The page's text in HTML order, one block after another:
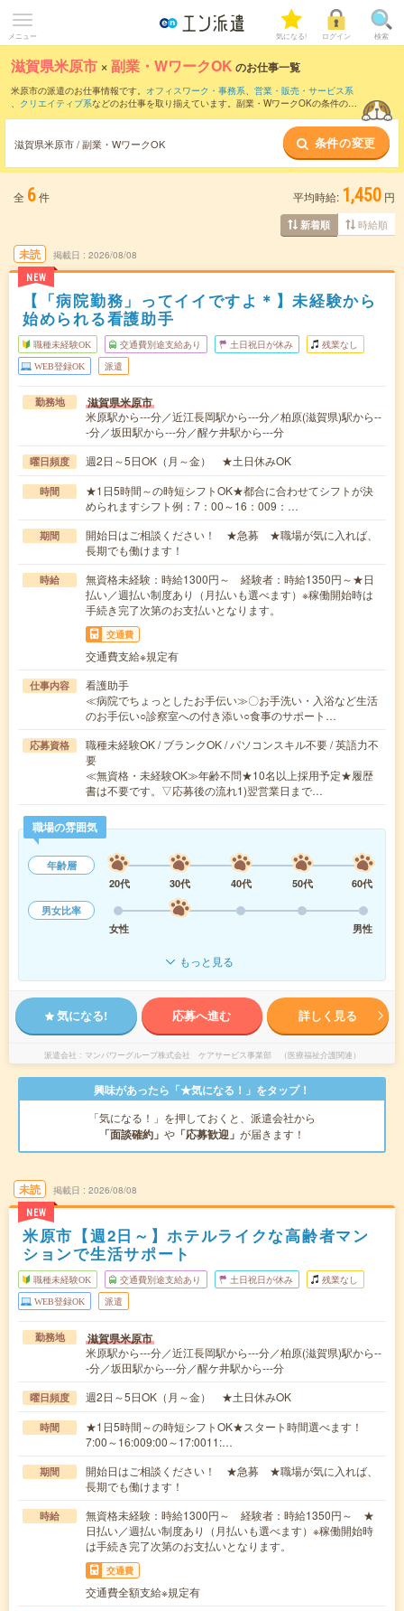
メニュー 気になる! ログイン 検索
滋賀県米原市 ×副業・WワークOK のお仕事一覧
米原市の派遣のお仕事情報です。 オフィスワーク・事務系、 営業・販売・サービス系
、 クリエイティブ系などのお仕事を取り揃えています。副業・WワークOKの条件の他
滋賀県米原市 / 副業・WワークOK 条件の変更
全 6件 平均時給: 1,450 円
新着順 時給順
未読
NEW
掲載日 2026/08/08
【「病院勤務」ってイイですよ＊】未経験から
始められる看護助手
職種未経験OK 交通費別途支給あり 土日祝日が休み 残業なし
WEB登録OK 派遣
勤務地 滋賀県米原市
米原駅から---分／近江長岡駅から---分／柏原(滋賀県)駅から--
-分／坂田駅から---分／醒ケ井駅から---分
曜日頻度 週2日～5日OK（月～金） ★土日休みOK
時間
★1日5時間～の時短シフトOK★都合に合わせてシフトが決
められますシフト例：7：00～16：009：…
期間
開始日はご相談ください！ ★急募 ★職場が気に入れば、
長期でも働けます！
時給
無資格未経験：時給1300円～ 経験者：時給1350円～★日
払い／週払い制度あり（月払いも選べます）※稼働開始時は
手続き完了次第のお支払いとなります。
交通費
交通費支給※規定有
仕事内容
看護助手
≪病院でちょっとしたお手伝い≫〇お手洗い・入浴など生活
のお手伝い○診察室への付き添い○食事のサポート…
応募資格
職種未経験OK / ブランクOK / パソコンスキル不要 / 英語力不
要
≪無資格・未経験OK≫年齢不問★10名以上採用予定★履歴
書は不要です。▽応募後の流れ1)翌営業日まで…
職場の雰囲気
年齢層
20代
30代 40代 50代
60代
男女比率
女性
男性
もっと見る
気になる! 応募へ進む 詳しく見る
派遣会社 マンパワーグループ株式会社 ケアサービス事業部 （医療福祉介護関連）
興味があったら「★気になる！」をタップ！
「気になる！」を押しておくと、派遣会社から
「面談確約」 や 「応募歓迎」 が届きます！
未読
NEW
掲載日 2026/08/08
米原市【週2日～】ホテルライクな高齢者マン
ションで生活サポート
職種未経験OK 交通費別途支給あり 土日祝日が休み 残業なし
WEB登録OK 派遣
勤務地 滋賀県米原市
米原駅から---分／近江長岡駅から---分／柏原(滋賀県)駅から--
-分／坂田駅から---分／醒ケ井駅から---分
曜日頻度 週2日～5日OK（月～金） ★土日休みOK
時間
★1日5時間～の時短シフトOK★スタート時間選べます！
7:00～16:009:00～17:0011:…
期間
開始日はご相談ください！ ★急募 ★職場が気に入れば、
長期でも働けます！
時給
無資格未経験：時給1300円～ 経験者：時給1350円～ ★
日払い／週払い制度あり（月払いも選べます）※稼働開始時
は手続き完了次第のお支払いとなります。
交通費
交通費全額支給※規定有